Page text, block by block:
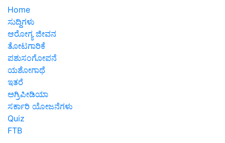
Home
ಸುದ್ದಿಗಳು
ಆರೋಗ್ಯ ಜೀವನ
ತೋಟಗಾರಿಕೆ
ಪಶುಸಂಗೋಪನೆ
ಯಶೋಗಾಥೆ
ಇತರೆ
ಅಗ್ರಿಪೀಡಿಯಾ
ಸರ್ಕಾರಿ ಯೋಜನೆಗಳು
Quiz
FTB